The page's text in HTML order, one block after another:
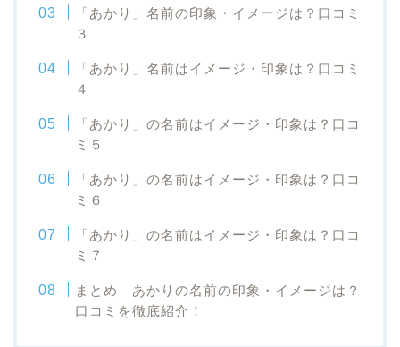
「あかり」名前の印象・イメージは？口コミ
３
「あかり」名前はイメージ・印象は？口コミ
４
「あかり」の名前はイメージ・印象は？口コ
ミ５
「あかり」の名前はイメージ・印象は？口コ
ミ６
「あかり」の名前はイメージ・印象は？口コ
ミ７
まとめ あかりの名前の印象・イメージは？
口コミを徹底紹介！